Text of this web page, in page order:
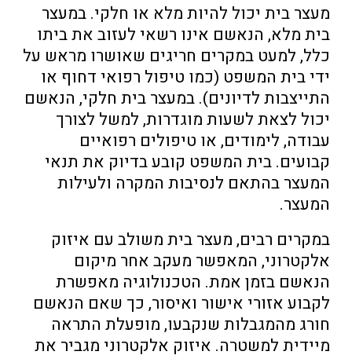
מעצר בית יכול להיות מלא או חלקי. במעצר
בית מלא, הנאשם אינו רשאי לעזוב את ביתו
כלל, למעט במקרים חריגים שאושרו מראש על
ידי בית המשפט (כמו טיפול רפואי דחוף או
התייצבות לדיונים). במעצר בית חלקי, הנאשם
יכול לצאת לשעות מוגדרות, למשל לצורך
עבודה, לימודים, או טיפולים רפואיים
קבועים. בית המשפט קובע בדיוק את תנאי
המעצר בהתאם לנסיבות המקרה ולעילות
המעצר.
במקרים רבים, מעצר בית משולב עם איזוק
אלקטרוני, המאפשר מעקב אחר מיקום
הנאשם בזמן אמת. הטכנולוגיה מאפשרת
לקבוע אזורי אישור ואיסור, כך שאם הנאשם
חורג מהמגבלות שנקבעו, מופעלת התראה
מיידית למשטרה. איזוק אלקטרוני מגביר את